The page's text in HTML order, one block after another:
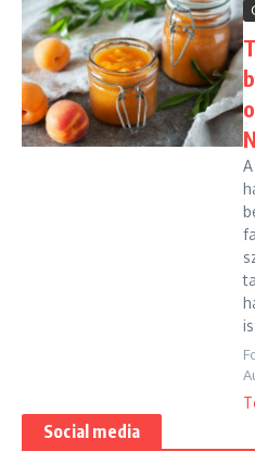
Social media